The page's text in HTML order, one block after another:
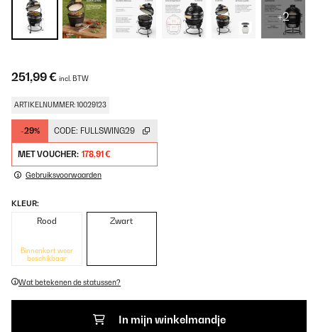
+2
251,99 € incl. BTW
ARTIKELNUMMER: 10029123
-29% CODE: FULLSWING29
MET VOUCHER: 178,91 €
Gebruiksvoorwaarden
KLEUR:
Rood
Binnenkort weer
beschikbaar
Zwart
Wat betekenen de statussen?
In mijn winkelmandje